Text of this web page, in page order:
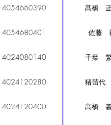
4054660390 髙橋
4054680401 佐藤
4024080140 千葉
4024120280 猪苗代
4024120400 高橋